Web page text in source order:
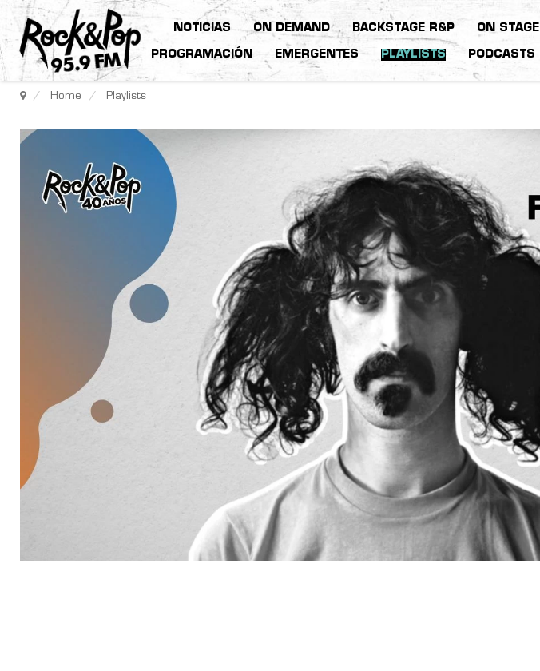
NOTICIAS ON DEMAND BACKSTAGE R&P ON STAGE
PROGRAMACIÓN EMERGENTES PLAYLISTS PODCASTS
Home Playlists